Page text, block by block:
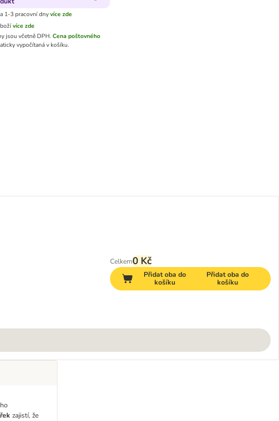
1-3 pracovní dnyvíce zde
více zde
jsou včetně DPH. Cena poštovného
vypočítaná v košíku.
Celkem0 Kč
Přidat oba do
košíku
Přidat oba do
košíku
zajistí, že